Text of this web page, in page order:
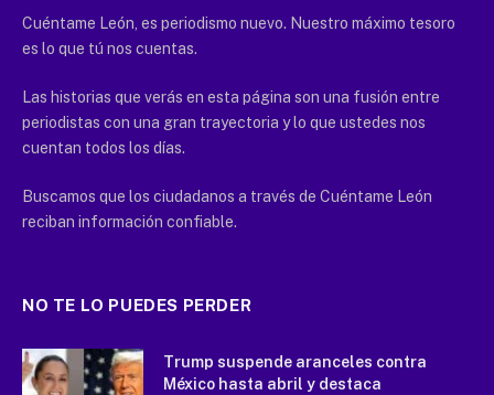
Cuéntame León, es periodismo nuevo. Nuestro máximo tesoro
es lo que tú nos cuentas.
Las historias que verás en esta página son una fusión entre
periodistas con una gran trayectoria y lo que ustedes nos
cuentan todos los días.
Buscamos que los ciudadanos a través de Cuéntame León
reciban información confiable.
NO TE LO PUEDES PERDER
Trump suspende aranceles contra
México hasta abril y destaca